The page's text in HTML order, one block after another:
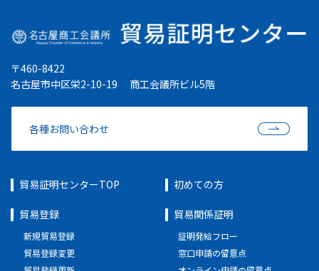
〒460-8422
名古屋市中区栄2-10-19 商工会議所ビル5階
各種お問い合わせ
貿易証明センターTOP 初めての方
貿易登録
新規貿易登録
貿易登録変更
貿易関係証明
証明発給フロー
窓口申請の留意点